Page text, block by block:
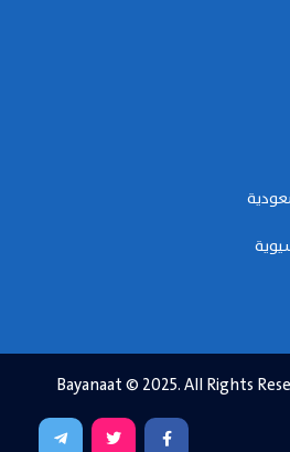
Bayanaat © 2025. All Rights